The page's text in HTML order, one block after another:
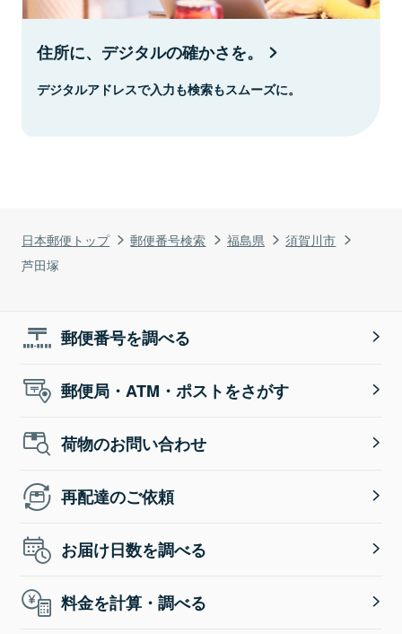
日本郵便トップ 郵便番号検索 福島県
須賀川市
芦田塚
住所に、デジタルの確かさを。
デジタルアドレスで入力も検索もスムーズに。
郵便番号を調べる
郵便局・ATM・ポストをさがす
荷物のお問い合わせ
再配達のご依頼
お届け日数を調べる
料金を計算・調べる